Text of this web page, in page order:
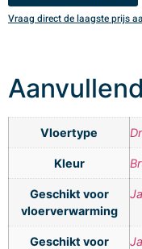
Vraag direct de laagste prijs
Vloertype
Kleur
Geschikt voor
vloerverwarming
Ja
Geschikt voor
Ja